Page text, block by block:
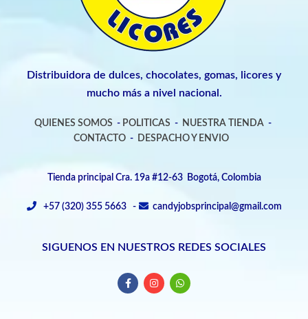
Distribuidora de dulces, chocolates, gomas, licores y
mucho más a nivel nacional.
QUIENES SOMOS - POLITICAS - NUESTRA TIENDA -
CONTACTO- DESPACHO Y ENVIO
Tienda principal Cra. 19a #12-63 Bogotá, Colombia
+57 (320) 355 5663 - candyjobsprincipal@gmail.com
SIGUENOS EN NUESTROS REDES SOCIALES